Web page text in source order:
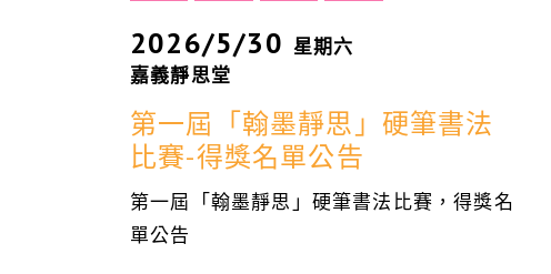
2026/5/30 星期六
嘉義靜思堂
第一屆「翰墨靜思」硬筆書法
比賽-得獎名單公告
第一屆「翰墨靜思」硬筆書法比賽，得獎名
單公告